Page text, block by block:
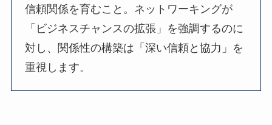
信頼関係を育むこと。ネットワーキングが
「ビジネスチャンスの拡張」を強調するのに
対し、関係性の構築は「深い信頼と協力」を
重視します。